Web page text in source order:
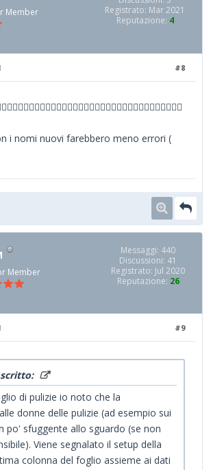
Member
Registrato: Mar 2021
Reputazione: 4
#8
i nomi nuovi farebbero meno errori (
Member
Messaggi: 440
Discussioni: 41
Registrato: Jul 2020
Reputazione: 26
#9
scritto:
di pulizie io noto che la
donne delle pulizie (ad esempio sui
po' sfuggente allo sguardo (se non
Viene segnalato il setup della
colonna del foglio assieme ai dati